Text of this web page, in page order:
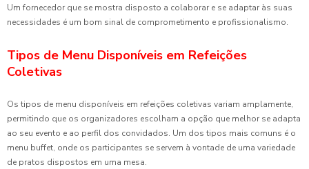
Um fornecedor que se mostra disposto a colaborar e se adaptar às suas
necessidades é um bom sinal de comprometimento e profissionalismo.
Tipos de Menu Disponíveis em Refeições
Coletivas
Os tipos de menu disponíveis em refeições coletivas variam amplamente,
permitindo que os organizadores escolham a opção que melhor se adapta
ao seu evento e ao perfil dos convidados. Um dos tipos mais comuns é o
menu buffet, onde os participantes se servem à vontade de uma variedade
de pratos dispostos em uma mesa.